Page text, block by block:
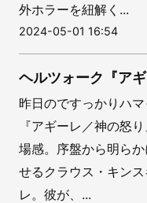
外ホラーを紐解く...
2024-05-01 16:54
ヘルツォーク『ア
昨日のですっかりハ
『アギーレ／神の怒
場感。序盤から明ら
せるクラウス・キン
レ。彼が、...